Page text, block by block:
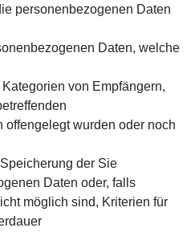
personenbezogenen Daten
Daten, welche
von Empfängern,
offengelegt wurden oder noch
der Sie
Daten oder, falls
möglich sind, Kriterien für